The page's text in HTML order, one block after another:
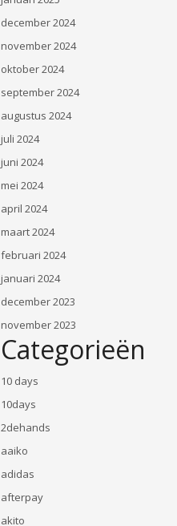
december 2024
november 2024
oktober 2024
september 2024
augustus 2024
juli 2024
juni 2024
mei 2024
april 2024
maart 2024
februari 2024
januari 2024
december 2023
november 2023
Categorieën
10 days
10days
2dehands
aaiko
adidas
afterpay
akito